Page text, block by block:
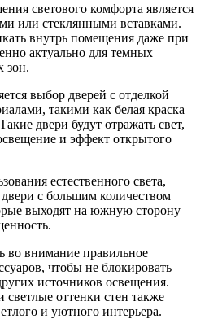
светового комфорта является
или стеклянными вставками.
внутрь помещения даже при
актуально для темных
зон.
выбор дверей с отделкой
такими как белая краска
двери будут отражать свет,
и эффект открытого
естественного света,
двери с большим количеством
выходят на южную сторону
во внимание правильное
чтобы не блокировать
источников освещения.
оттенки стен также
и уютного интерьера.